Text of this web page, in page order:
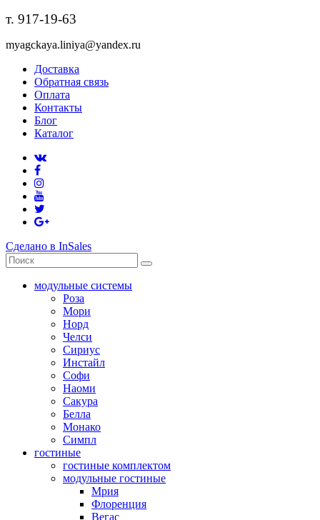
т. 917-19-63
myagckaya.liniya@yandex.ru
Доставка
Обратная связь
Оплата
Контакты
Блог
Каталог
Сделано в InSales
модульные системы
Роза
Мори
Норд
Челси
Сириус
Инстайл
Софи
Наоми
Сакура
Белла
Монако
Симпл
гостиные
гостиные комплектом
модульные гостиные
Мрия
Флоренция
Вегас